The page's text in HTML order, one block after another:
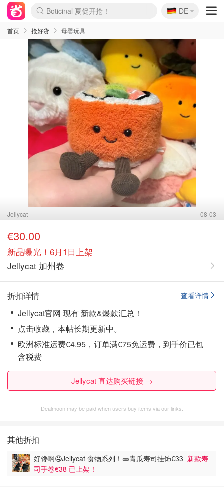
Boticinal 夏促开抢！
4折！lulu周四疯狂上新
还没结束！&OtherStories大促
Joybuy变相75折 随时失效
速领！Stanley独家85折
疑似霸哥！Camper额外叠85折
Zalando 奥莱闪促！每日更新
Moncler反季囤！5折起+叠9折
Coach Brooklyn仅€192
🇩🇪
DE
首页 抢好货 母婴玩具
Jellycat 08-03
€30.00
新品曝光！6月1日上架
Jellycat 加州卷
查看详情
折扣详情
Jellycat官网 现有 新款&爆款汇总！
点击收藏，本帖长期更新中。
欧洲标准运费€4.95，订单满€75免运费，到手价已包
含税费
Jellycat 直达购买链接 →
Dealmoon may be paid when users buy items via our links.
其他折扣
好馋啊🤤Jellycat 食物系列！🥒青瓜寿司挂饰€33 新款寿
司手卷€38 已上架！